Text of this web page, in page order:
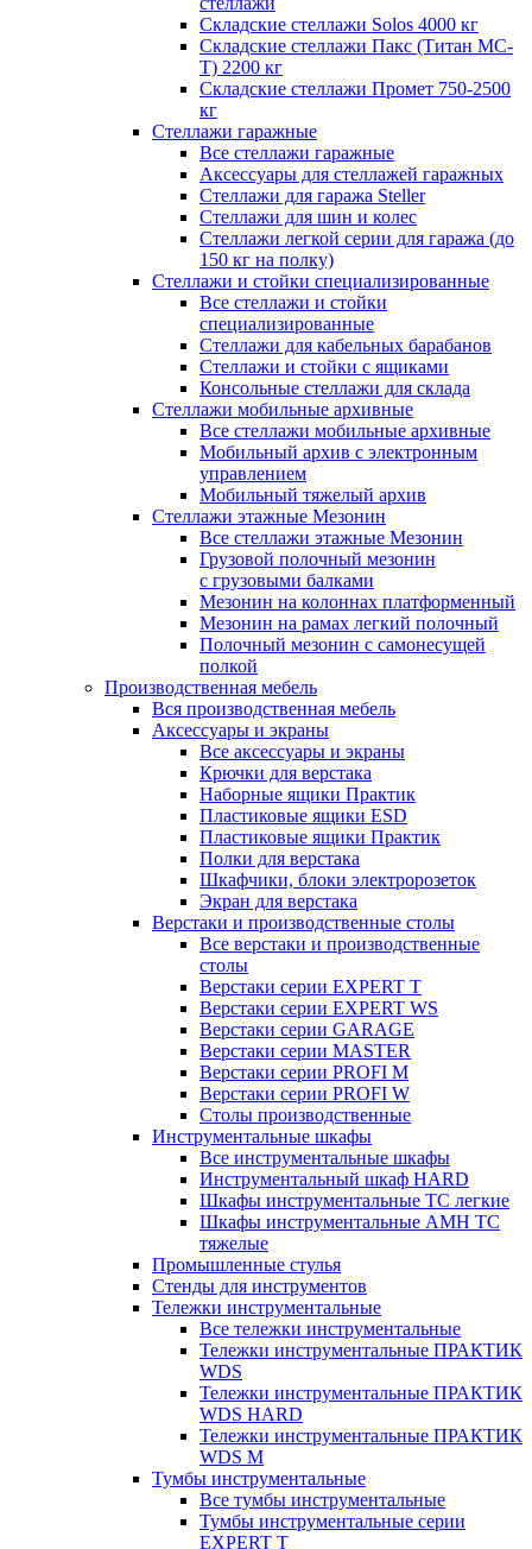
Складские стеллажи Solos 4000 кг
Складские стеллажи Пакс (Титан МС-
Т) 2200 кг
Складские стеллажи Промет 750-2500
кг
Стеллажи гаражные
Все стеллажи гаражные
Аксессуары для стеллажей гаражных
Стеллажи для гаража Steller
Стеллажи для шин и колес
Стеллажи легкой серии для гаража (до
150 кг на полку)
Стеллажи и стойки специализированные
Все стеллажи и стойки
специализированные
Стеллажи для кабельных барабанов
Стеллажи и стойки с ящиками
Консольные стеллажи для склада
Стеллажи мобильные архивные
Все стеллажи мобильные архивные
Мобильный архив с электронным
управлением
Мобильный тяжелый архив
Стеллажи этажные Мезонин
Все стеллажи этажные Мезонин
Грузовой полочный мезонин
с грузовыми балками
Мезонин на колоннах платформенный
Мезонин на рамах легкий полочный
Полочный мезонин с самонесущей
полкой
Производственная мебель
Вся производственная мебель
Аксессуары и экраны
Все аксессуары и экраны
Крючки для верстака
Наборные ящики Практик
Пластиковые ящики ESD
Пластиковые ящики Практик
Полки для верстака
Шкафчики, блоки электророзеток
Экран для верстака
Верстаки и производственные столы
Все верстаки и производственные
столы
Верстаки серии EXPERT T
Верстаки серии EXPERT WS
Верстаки серии GARAGE
Верстаки серии MASTER
Верстаки серии PROFI M
Верстаки серии PROFI W
Столы производственные
Инструментальные шкафы
Все инструментальные шкафы
Инструментальный шкаф HARD
Шкафы инструментальные ТС легкие
Шкафы инструментальные AMH TC
тяжелые
Промышленные стулья
Стенды для инструментов
Тележки инструментальные
Все тележки инструментальные
Тележки инструментальные ПРАКТИК
WDS
Тележки инструментальные ПРАКТИК
WDS HARD
Тележки инструментальные ПРАКТИК
WDS M
Тумбы инструментальные
Все тумбы инструментальные
Тумбы инструментальные серии
EXPERT T